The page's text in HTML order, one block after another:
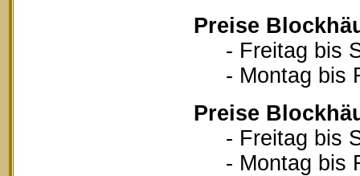
Preise
- Freitag bis
- Montag bis
Preise
- Freitag bis
- Montag bis